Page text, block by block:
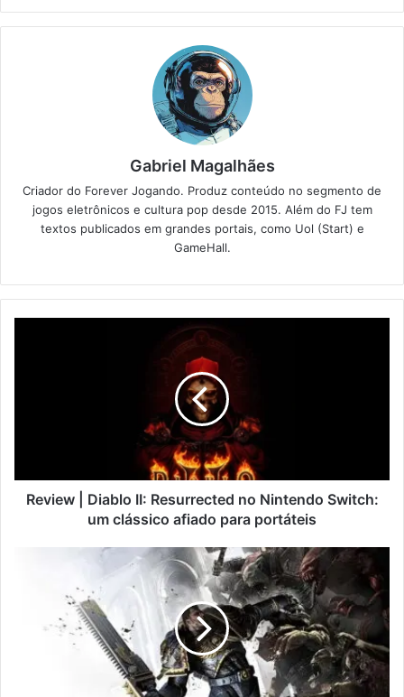
Gabriel Magalhães
Criador do Forever Jogando. Produz conteúdo no segmento de
jogos eletrônicos e cultura pop desde 2015. Além do FJ tem
textos publicados em grandes portais, como Uol (Start) e
GameHall.
Review | Diablo II: Resurrected no Nintendo Switch:
um clássico afiado para portáteis